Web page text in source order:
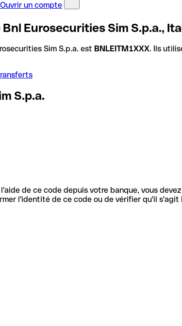
Ouvrir un compte
Bnl Eurosecurities Sim S.p.a.,
Sim S.p.a. est BNLEITM1XXX. Ils
S.p.a.
de ce code depuis votre banque, vous
l'identité de ce code ou de vérifier qu'il